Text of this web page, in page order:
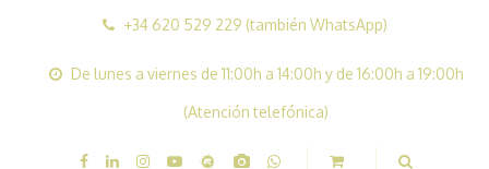
+34 620 529 229 (también WhatsApp)
De lunes a viernes de 11:00h a 14:00h y de 16:00h a 19:00h
(Atención telefónica)